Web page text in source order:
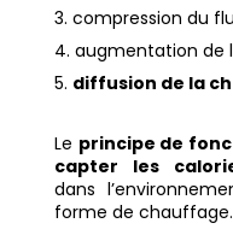
compression du
augmentation de
diffusion de la
Le principe de
capter les
dans
forme de chauffage.